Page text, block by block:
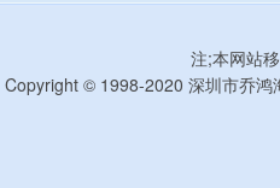
注;本网站
Copyright © 1998-2020 深圳市乔鸿